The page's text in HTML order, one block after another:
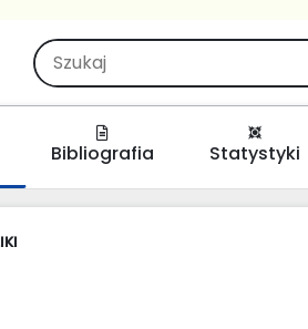
Bibliografia Statystyki